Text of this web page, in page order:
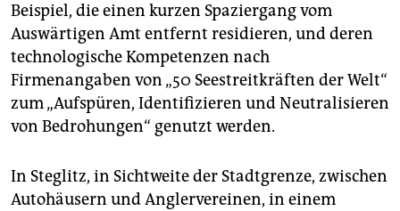
Beispiel, die einen kurzen Spaziergang vom
Auswärtigen Amt entfernt residieren, und deren
technologische Kompetenzen nach
Firmenangaben von „50 Seestreitkräften der Welt“
zum „Aufspüren, Identifizieren und Neutralisieren
von Bedrohungen“ genutzt werden.
In Steglitz, in Sichtweite der Stadtgrenze, zwischen
Autohäusern und Anglervereinen, in einem